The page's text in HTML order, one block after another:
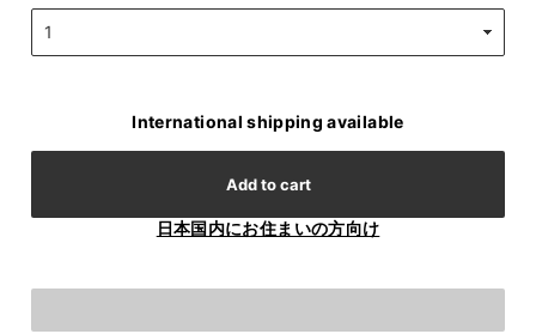
International shipping available
Add to cart
日本国内にお住まいの方向け